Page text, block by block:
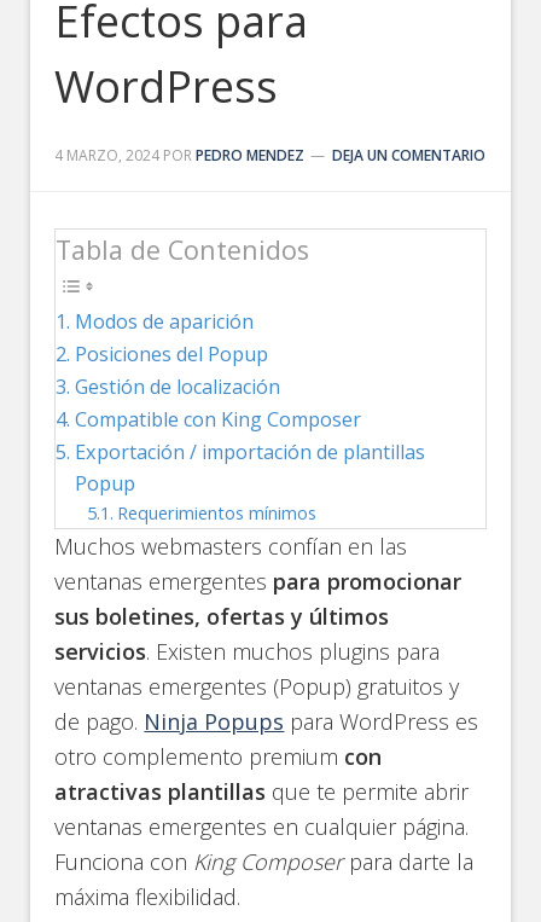
Efectos para
WordPress
4 MARZO, 2024 PORPEDRO MENDEZ DEJA UN COMENTARIO
Tabla de Contenidos
Modos de aparición
Posiciones del Popup
Gestión de localización
Compatible con King Composer
Exportación / importación de plantillas
Popup
Requerimientos mínimos
Muchos webmasters confían en las
ventanas emergentes para promocionar
sus boletines, ofertas y últimos
servicios. Existen muchos plugins para
ventanas emergentes (Popup) gratuitos y
de pago. Ninja Popups para WordPress es
otro complemento premium con
atractivas plantillas que te permite abrir
ventanas emergentes en cualquier página.
Funciona con King Composerpara darte la
máxima flexibilidad.